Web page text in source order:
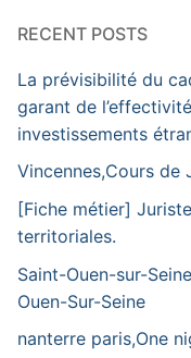
RECENT POSTS
La prévisibilité du
garant de
investissements
Vincennes,Cours de
[Fiche métier]
territoriales.
Saint-Ouen-sur-
Ouen-Sur-Seine
nanterre paris,One